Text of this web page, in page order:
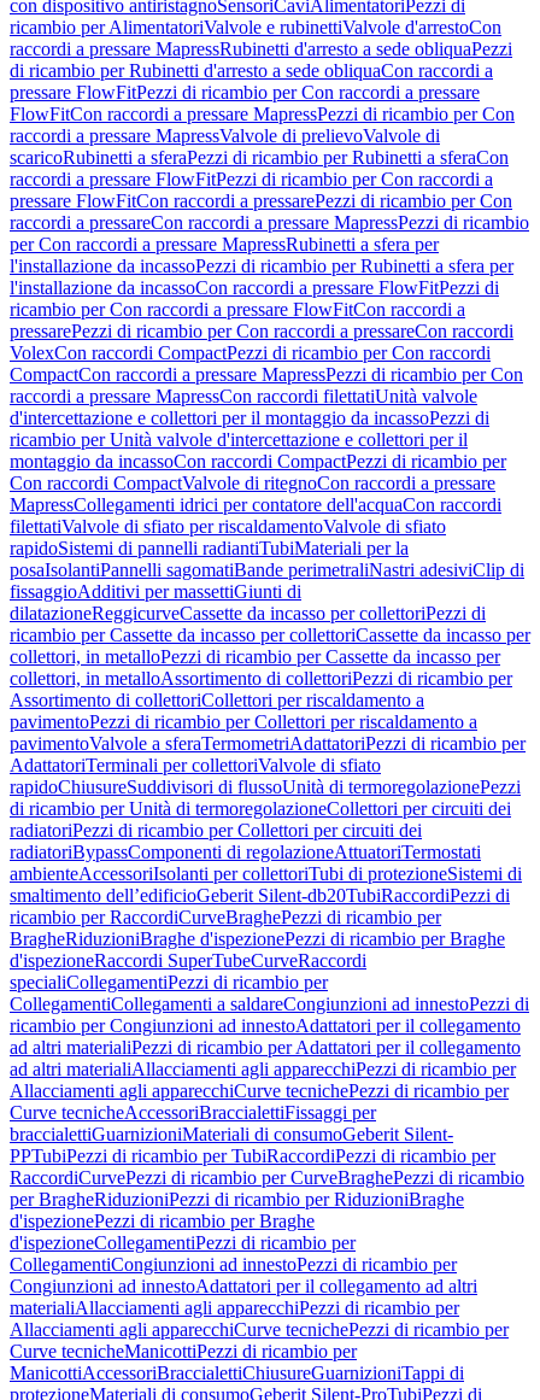
con dispositivo antiristagnoSensoriCaviAlimentatori Pezzi di
ricambio per AlimentatoriValvole e rubinettiValvole d'arrestoCon
raccordi a pressare MapressRubinetti d'arresto a sede obliquaPezzi
di ricambio per Rubinetti d'arresto a sede obliquaCon raccordi a
pressare FlowFitPezzi di ricambio per Con raccordi a pressare
FlowFitCon raccordi a pressare MapressPezzi di ricambio per Con
raccordi a pressare MapressValvole di prelievoValvole di
scaricoRubinetti a sferaPezzi di ricambio per Rubinetti a sferaCon
raccordi a pressare FlowFitPezzi di ricambio per Con raccordi a
pressare FlowFitCon raccordi a pressarePezzi di ricambio per Con
raccordi a pressareCon raccordi a pressare MapressPezzi di ricambio
per Con raccordi a pressare MapressRubinetti a sfera per
l'installazione da incassoPezzi di ricambio per Rubinetti a sfera per
l'installazione da incassoCon raccordi a pressare FlowFitPezzi di
ricambio per Con raccordi a pressare FlowFitCon raccordi a
pressarePezzi di ricambio per Con raccordi a pressareCon raccordi
VolexCon raccordi CompactPezzi di ricambio per Con raccordi
CompactCon raccordi a pressare MapressPezzi di ricambio per Con
raccordi a pressare MapressCon raccordi filettatiUnità valvole
d'intercettazione e collettori per il montaggio da incassoPezzi di
ricambio per Unità valvole d'intercettazione e collettori per il
montaggio da incassoCon raccordi CompactPezzi di ricambio per
Con raccordi CompactValvole di ritegnoCon raccordi a pressare
MapressCollegamenti idrici per contatore dell'acquaCon raccordi
filettatiValvole di sfiato per riscaldamentoValvole di sfiato
rapidoSistemi di pannelli radiantiTubiMateriali per la
posaIsolantiPannelli sagomatiBande perimetraliNastri adesiviClip di
fissaggioAdditivi per massettiGiunti di
dilatazioneReggicurveCassette da incasso per collettoriPezzi di
ricambio per Cassette da incasso per collettoriCassette da incasso per
collettori, in metalloPezzi di ricambio per Cassette da incasso per
collettori, in metalloAssortimento di collettoriPezzi di ricambio per
Assortimento di collettoriCollettori per riscaldamento a
pavimentoPezzi di ricambio per Collettori per riscaldamento a
pavimentoValvole a sferaTermometriAdattatoriPezzi di ricambio per
AdattatoriTerminali per collettoriValvole di sfiato
rapidoChiusureSuddivisori di flussoUnità di termoregolazionePezzi
di ricambio per Unità di termoregolazioneCollettori per circuiti dei
radiatoriPezzi di ricambio per Collettori per circuiti dei
radiatoriBypassComponenti di regolazioneAttuatoriTermostati
ambienteAccessoriIsolanti per collettoriTubi di protezioneSistemi di
smaltimento dell’edificioGeberit Silent-db20TubiRaccordiPezzi di
ricambio per RaccordiCurveBraghePezzi di ricambio per
BragheRiduzioniBraghe d'ispezionePezzi di ricambio per Braghe
d'ispezioneRaccordi SuperTubeCurveRaccordi
specialiCollegamentiPezzi di ricambio per
CollegamentiCollegamenti a saldareCongiunzioni ad innestoPezzi di
ricambio per Congiunzioni ad innestoAdattatori per il collegamento
ad altri materialiPezzi di ricambio per Adattatori per il collegamento
ad altri materialiAllacciamenti agli apparecchiPezzi di ricambio per
Allacciamenti agli apparecchiCurve tecnichePezzi di ricambio per
Curve tecnicheAccessoriBraccialettiFissaggi per
braccialettiGuarnizioniMateriali di consumoGeberit Silent-
PPTubiPezzi di ricambio per TubiRaccordiPezzi di ricambio per
RaccordiCurvePezzi di ricambio per CurveBraghePezzi di ricambio
per BragheRiduzioniPezzi di ricambio per RiduzioniBraghe
d'ispezionePezzi di ricambio per Braghe
d'ispezioneCollegamentiPezzi di ricambio per
CollegamentiCongiunzioni ad innestoPezzi di ricambio per
Congiunzioni ad innestoAdattatori per il collegamento ad altri
materialiAllacciamenti agli apparecchiPezzi di ricambio per
Allacciamenti agli apparecchiCurve tecnichePezzi di ricambio per
Curve tecnicheManicottiPezzi di ricambio per
ManicottiAccessoriBraccialettiChiusureGuarnizioniTappi di
protezioneMateriali di consumoGeberit Silent-ProTubiPezzi di